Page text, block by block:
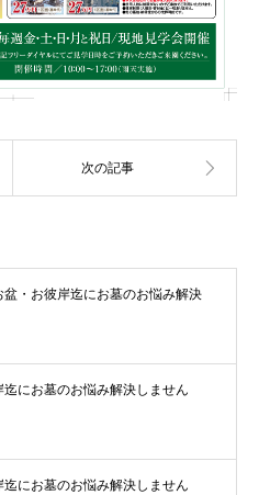
盆・お彼岸迄にお墓のお悩み解決
迄にお墓のお悩み解決しません
迄にお墓のお悩み解決しません